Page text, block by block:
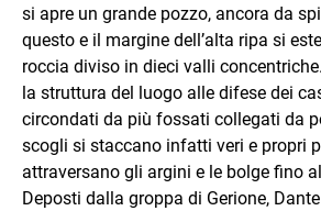
si apre un grande pozzo, ancora da
questo e il margine dell’alta ripa si
roccia diviso in dieci valli
la struttura del luogo alle difese dei
circondati da più fossati collegati da
scogli si staccano infatti veri e propri
attraversano gli argini e le bolge fino
Deposti dalla groppa di Gerione,